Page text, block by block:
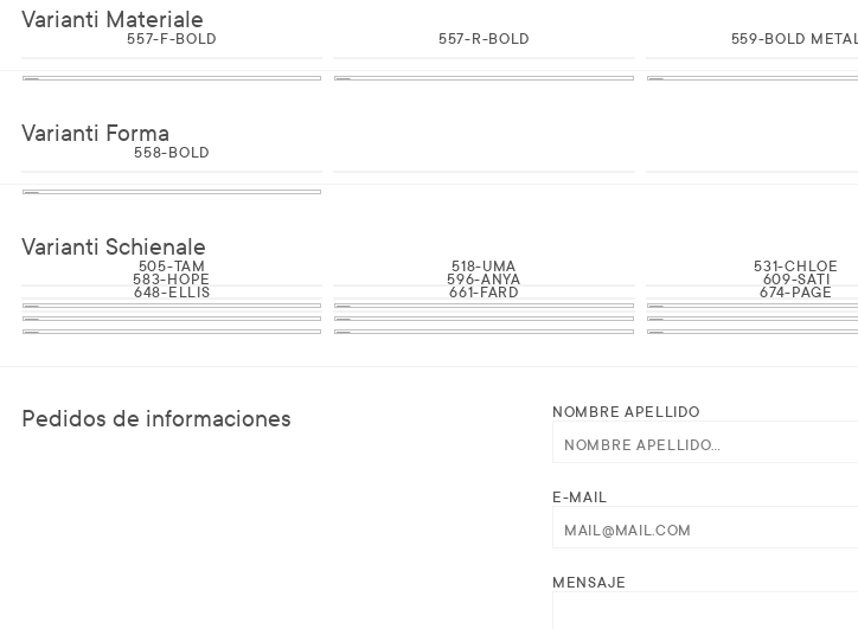
Varianti Materiale
557-F-BOLD 557-R-BOLD 559-BOLD METAL
Varianti Forma
558-BOLD
Varianti Schienale
505-TAM 518-UMA 531-CHLOE
583-HOPE 596-ANYA 609-SATI
648-ELLIS 661-FARD 674-PAGE
Pedidos de informaciones NOMBRE APELLIDO
E-MAIL
MENSAJE